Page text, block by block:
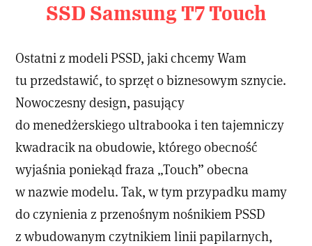
SSD Samsung T7 Touch
Ostatni z modeli PSSD, jaki chcemy Wam
tu przedstawić, to sprzęt o biznesowym sznycie.
Nowoczesny design, pasujący
do menedżerskiego ultrabooka i ten tajemniczy
kwadracik na obudowie, którego obecność
wyjaśnia poniekąd fraza „Touch” obecna
w nazwie modelu. Tak, w tym przypadku mamy
do czynienia z przenośnym nośnikiem PSSD
z wbudowanym czytnikiem linii papilarnych,